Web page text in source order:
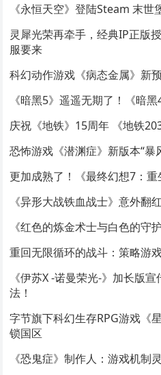
《永恒天空》登陆Steam 末世
灵犀光荣再牵手，经典IP正版
服要来
科幻动作游戏《病态金属》新
《暗黑5》遥遥无期了！《暗
庆祝《地铁》15周年 《地铁
恐怖游戏《潜渊症》新版本“暴
更加成熟了！《最终幻想7：
《异形大战铁血战士》意外翻
《红色的炼金术士与白色的守
重回无限循环的战斗：策略游
《伊苏X -诺曼荣光-》加长版
法！
字节旗下科幻生存RPG游戏《
锁国区
《恐鬼症》制作人：游戏机制